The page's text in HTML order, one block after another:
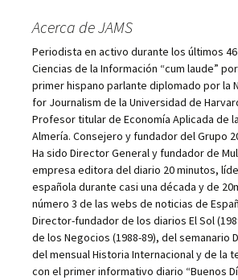
Acerca de JAMS
Periodista en activo durante los últimos
Ciencias de la Información “cum laude”
primer hispano parlante diplomado por la
for Journalism de la Universidad de
Profesor titular de Economía Aplicada de
Almería. Consejero y fundador del Grupo
Ha sido Director General y fundador de
empresa editora del diario 20 minutos,
española durante casi una década y de
número 3 de las webs de noticias de
Director-fundador de los diarios El Sol
de los Negocios (1988-89), del semanario
del mensual Historia Internacional y de la
con el primer informativo diario “Buenos